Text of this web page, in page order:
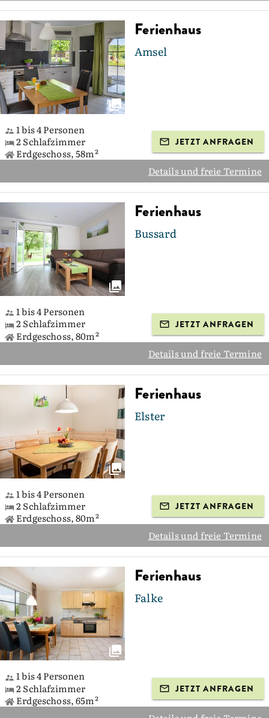
Ferienhaus
Amsel
1 bis 4 Personen
2 Schlafzimmer
Erdgeschoss, 58m²
JETZT ANFRAGEN
Details und freie Termine
Ferienhaus
Bussard
1 bis 4 Personen
2 Schlafzimmer
Erdgeschoss, 80m²
JETZT ANFRAGEN
Details und freie Termine
Ferienhaus
Elster
1 bis 4 Personen
2 Schlafzimmer
Erdgeschoss, 80m²
JETZT ANFRAGEN
Details und freie Termine
Ferienhaus
Falke
1 bis 4 Personen
2 Schlafzimmer
Erdgeschoss, 65m²
JETZT ANFRAGEN